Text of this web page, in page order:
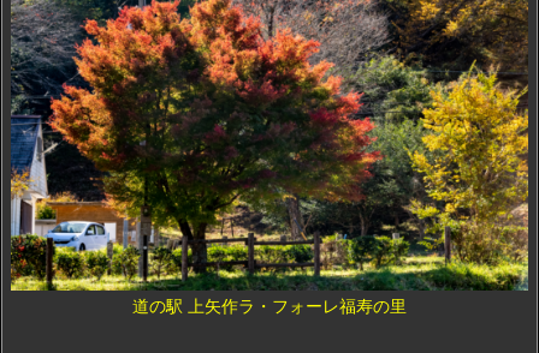
道の駅 上矢作ラ・フォーレ福寿の里